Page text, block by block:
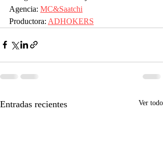
Agencia: MC&Saatchi
Productora: ADHOKERS
Entradas recientes Ver todo